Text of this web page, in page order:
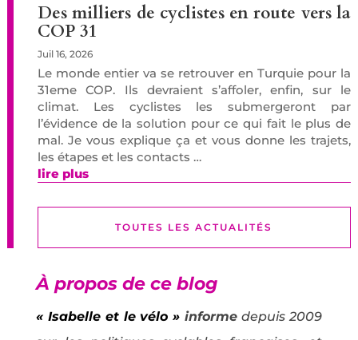
Des milliers de cyclistes en route vers la
COP 31
Juil 16, 2026
Le monde entier va se retrouver en Turquie pour la
31eme COP. Ils devraient s’affoler, enfin, sur le
climat. Les cyclistes les submergeront par
l’évidence de la solution pour ce qui fait le plus de
mal. Je vous explique ça et vous donne les trajets,
les étapes et les contacts …
lire plus
TOUTES LES ACTUALITÉS
À propos de ce blog
« Isabelle et le vélo » informe depuis 2009